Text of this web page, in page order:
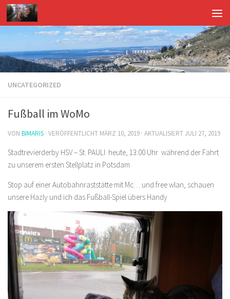
UNCATEGORIZED
Fußball im WoMo
VON BIMARIS · VERÖFFENTLICHT MÄRZ 10, 2019 · AKTUALISIERTJULI 27, 2019
Stadtrevierderby HSV – St. PAULI heute, 13:00 Uhr während der Fahrt
zu unserem ersten Stellplatz in Potsdam
Stop auf einer Autobahnraststätte mit Mc… und free wlan, schauen
unsere Hazly und ich das Fußball-Spiel übers Handy